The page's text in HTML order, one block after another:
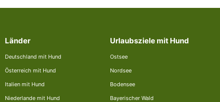
Länder
Deutschland mit Hund
Österreich mit Hund
Italien mit Hund
Niederlande mit Hund
Urlaubsziele mit Hund
Ostsee
Nordsee
Bodensee
Bayerischer Wald